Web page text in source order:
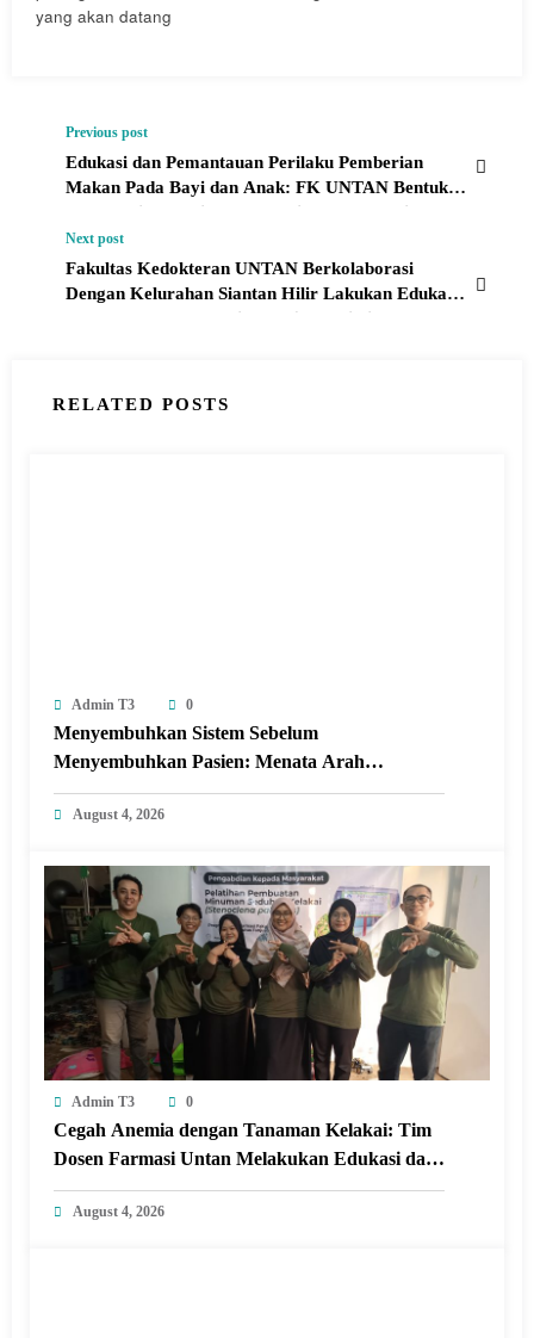
yang akan datang
Previous post
Edukasi dan Pemantauan Perilaku Pemberian
Makan Pada Bayi dan Anak: FK UNTAN Bentuk
Community Feeding Center di Kelurahan Siantan
Hilir
Next post
Fakultas Kedokteran UNTAN Berkolaborasi
Dengan Kelurahan Siantan Hilir Lakukan Edukasi
Kesehatan Reproduksi Remaja Putri di Kelurahan
RELATED POSTS
Admin T3 0
Menyembuhkan Sistem Sebelum
Menyembuhkan Pasien: Menata Arah
Revitalisasi Rumah Sakit di Era Digital
August 4, 2026
Admin T3 0
Cegah Anemia dengan Tanaman Kelakai: Tim
Dosen Farmasi Untan Melakukan Edukasi dan
Pelatihan Pembuatan Minuman Herbal
Tanaman Kelakai di Posyandu Seroja Sungai
August 4, 2026